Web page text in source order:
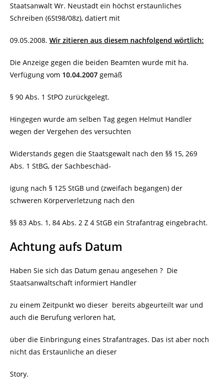
Staatsanwalt Wr. Neustadt ein höchst erstaunliches
Schreiben (6St98/08z), datiert mit
09.05.2008. Wir zitieren aus diesem nachfolgend wörtlich:
Die Anzeige gegen die beiden Beamten wurde mit ha.
Verfügung vom 10.04.2007 gemäß
§ 90 Abs. 1 StPO zurückgelegt.
Hingegen wurde am selben Tag gegen Helmut Handler
wegen der Vergehen des versuchten
Widerstands gegen die Staatsgewalt nach den §§ 15, 269
Abs. 1 StBG, der Sachbeschäd-
igung nach § 125 StGB und (zweifach begangen) der
schweren Körperverletzung nach den
§§ 83 Abs. 1, 84 Abs. 2 Z 4 StGB ein Strafantrag eingebracht.
Achtung aufs Datum
Haben Sie sich das Datum genau angesehen ? Die
Staatsanwaltschaft informiert Handler
zu einem Zeitpunkt wo dieser bereits abgeurteilt war und
auch die Berufung verloren hat,
über die Einbringung eines Strafantrages. Das ist aber noch
nicht das Erstaunliche an dieser
Story.